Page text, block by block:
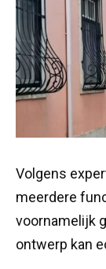
Volgens
meerdere
voornamelijk
ontwerp kan